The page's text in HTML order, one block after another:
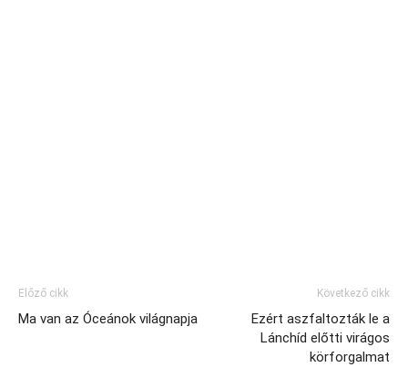
Előző cikk
Ma van az Óceánok világnapja
Következő cikk
Ezért aszfaltozták le a
Lánchíd előtti virágos
körforgalmat